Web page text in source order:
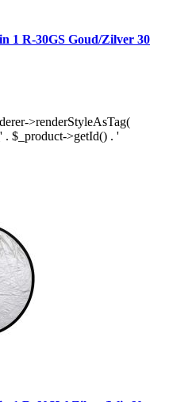
1 R-30GS Goud/Zilver 30
>renderStyleAsTag(
. $_product->getId() . '